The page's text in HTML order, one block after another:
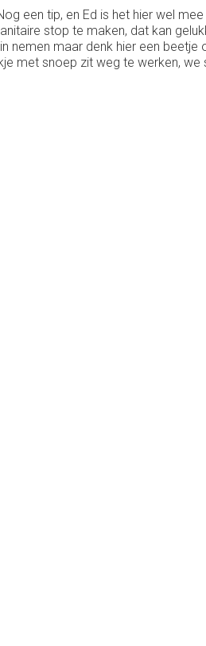
een tip, en Ed is het hier wel
stop te maken, dat kan
nemen maar denk hier een beetje
met snoep zit weg te werken, we